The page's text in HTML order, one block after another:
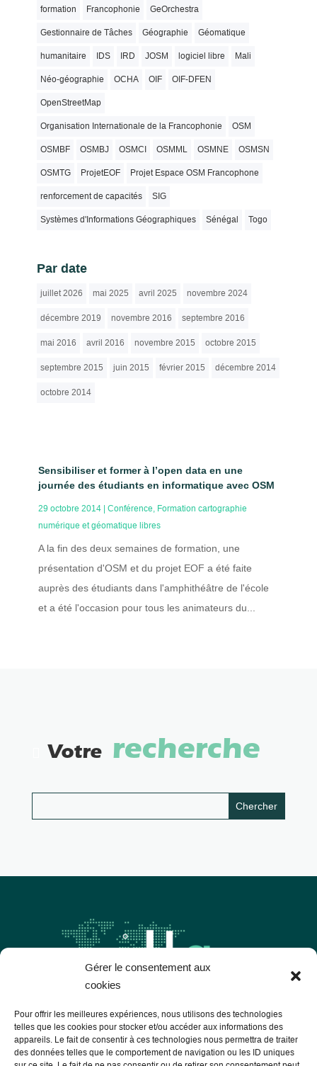
Gérer le consentement aux
cookies
Pour offrir les meilleures expériences, nous utilisons des technologies
telles que les cookies pour stocker et/ou accéder aux informations des
appareils. Le fait de consentir à ces technologies nous permettra de traiter
des données telles que le comportement de navigation ou les ID uniques
formation Francophonie GeOrchestra
Gestionnaire de Tâches Géographie Géomatique
humanitaire IDS IRD JOSM logiciel libre Mali
Néo-géographie OCHA OIF OIF-DFEN
OpenStreetMap
Organisation Internationale de la Francophonie OSM
OSMBF OSMBJ OSMCI OSMML OSMNE OSMSN
OSMTG ProjetEOF Projet Espace OSM Francophone
renforcement de capacités SIG
Systèmes d'Informations Géographiques Sénégal Togo
Par date
juillet 2026 mai 2025 avril 2025 novembre 2024
décembre 2019 novembre 2016 septembre 2016
mai 2016 avril 2016 novembre 2015 octobre 2015
septembre 2015 juin 2015 février 2015 décembre 2014
octobre 2014
Sensibiliser et former à l’open data en une
journée des étudiants en informatique avec OSM
29 octobre 2014| Conférence, Formation cartographie
numérique et géomatique libres
A la fin des deux semaines de formation, une
présentation d'OSM et du projet EOF a été faite
auprès des étudiants dans l'amphithéâtre de l'école
et a été l'occasion pour tous les animateurs du...
Votrerecherche
Les Libres Géographes